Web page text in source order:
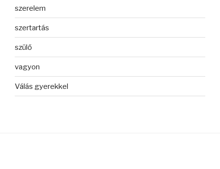
szerelem
szertartás
szülő
vagyon
Válás gyerekkel